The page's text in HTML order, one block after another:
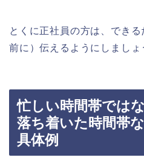
とくに正社員の方は、でき
前に）伝えるようにしましょ
忙しい時間帯では
落ち着いた時間帯
具体例